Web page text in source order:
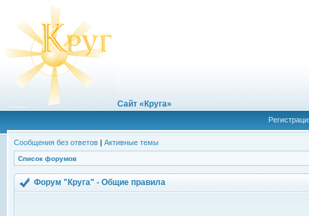
Сайт «Круга»
Сообщения без ответов | Активные темы
Список форумов
Форум "Круга" - Общие правила